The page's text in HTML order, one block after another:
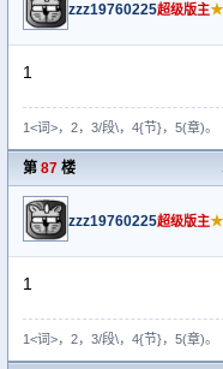
zzz19760225超级版主
1
1<词>，2，3/段\，4{节}，5(章)。
第 87 楼
zzz19760225超级版主
1
1<词>，2，3/段\，4{节}，5(章)。